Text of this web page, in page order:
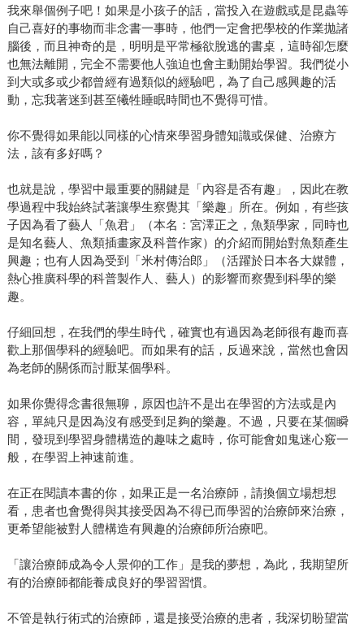
我來舉個例子吧！如果是小孩子的話，當投入在遊戲或是昆蟲等
自己喜好的事物而非念書一事時，他們一定會把學校的作業拋諸
腦後，而且神奇的是，明明是平常極欲脫逃的書桌，這時卻怎麼
也無法離開，完全不需要他人強迫也會主動開始學習。我們從小
到大或多或少都曾經有過類似的經驗吧，為了自己感興趣的活
動，忘我著迷到甚至犧牲睡眠時間也不覺得可惜。
你不覺得如果能以同樣的心情來學習身體知識或保健、治療方
法，該有多好嗎？
也就是說，學習中最重要的關鍵是「內容是否有趣」，因此在教
學過程中我始終試著讓學生察覺其「樂趣」所在。例如，有些孩
子因為看了藝人「魚君」（本名：宮澤正之，魚類學家，同時也
是知名藝人、魚類插畫家及科普作家）的介紹而開始對魚類產生
興趣；也有人因為受到「米村傳治郎」（活躍於日本各大媒體，
熱心推廣科學的科普製作人、藝人）的影響而察覺到科學的樂
趣。
仔細回想，在我們的學生時代，確實也有過因為老師很有趣而喜
歡上那個學科的經驗吧。而如果有的話，反過來說，當然也會因
為老師的關係而討厭某個學科。
如果你覺得念書很無聊，原因也許不是出在學習的方法或是內
容，單純只是因為沒有感受到足夠的樂趣。不過，只要在某個瞬
間，發現到學習身體構造的趣味之處時，你可能會如鬼迷心竅一
般，在學習上神速前進。
在正在閱讀本書的你，如果正是一名治療師，請換個立場想想
看，患者也會覺得與其接受因為不得已而學習的治療師來治療，
更希望能被對人體構造有興趣的治療師所治療吧。
「讓治療師成為令人景仰的工作」是我的夢想，為此，我期望所
有的治療師都能養成良好的學習習慣。
不管是執行術式的治療師，還是接受治療的患者，我深切盼望當